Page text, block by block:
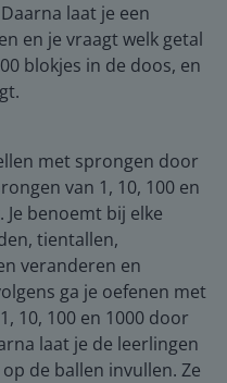
laat je een
en je vraagt welk getal
blokjes in de doos, en
met sprongen door
van 1, 10, 100 en
Je benoemt bij elke
tientallen,
veranderen en
ga je oefenen met
10, 100 en 1000 door
laat je de leerlingen
de ballen invullen. Ze